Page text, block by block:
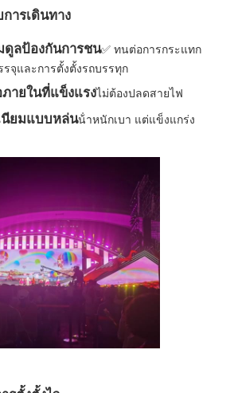
ผนังวิดีโอ
ปร่งใส
ารเดินทาง
ดูลป้องกันการชน✅ ทนต่อการกระแทก
รจุและการตั้งตั้งรถบรรทุก
ายในที่แข็งแรงไม่ต้องปลดสายไฟ
นียมแบบหล่นน้ําหนักเบา แต่แข็งแกร่ง